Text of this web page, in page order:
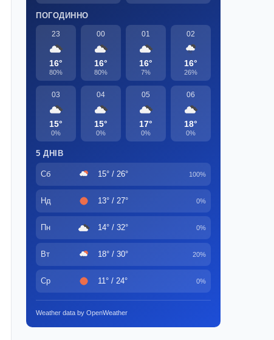
ПОГОДИННО
23
16°
80%
00
16°
80%
01
16°
7%
02
16°
26%
03
15°
0%
04
15°
0%
05
17°
0%
06
18°
0%
5 ДНІВ
Сб 15° / 26° 100%
Нд 13° / 27° 0%
Пн 14° / 32° 0%
Вт 18° / 30° 20%
Ср 11° / 24° 0%
Weather data by OpenWeather